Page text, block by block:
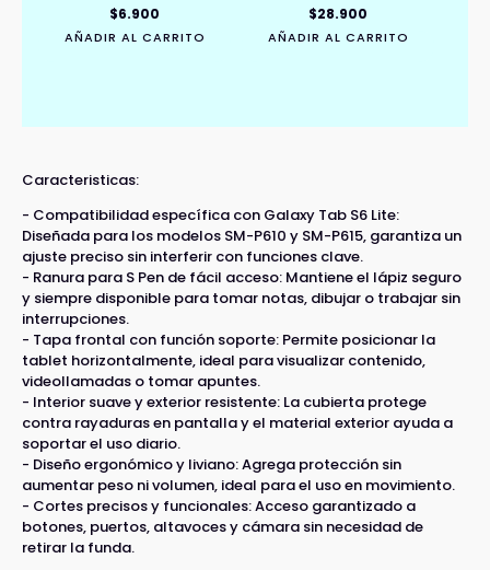
$6.900
AÑADIR AL CARRITO
$28.900
AÑADIR AL CARRITO
Caracteristicas:
- Compatibilidad específica con Galaxy Tab S6 Lite:
Diseñada para los modelos SM-P610 y SM-P615, garantiza un
ajuste preciso sin interferir con funciones clave.
- Ranura para S Pen de fácil acceso: Mantiene el lápiz seguro
y siempre disponible para tomar notas, dibujar o trabajar sin
interrupciones.
- Tapa frontal con función soporte: Permite posicionar la
tablet horizontalmente, ideal para visualizar contenido,
videollamadas o tomar apuntes.
- Interior suave y exterior resistente: La cubierta protege
contra rayaduras en pantalla y el material exterior ayuda a
soportar el uso diario.
- Diseño ergonómico y liviano: Agrega protección sin
aumentar peso ni volumen, ideal para el uso en movimiento.
- Cortes precisos y funcionales: Acceso garantizado a
botones, puertos, altavoces y cámara sin necesidad de
retirar la funda.